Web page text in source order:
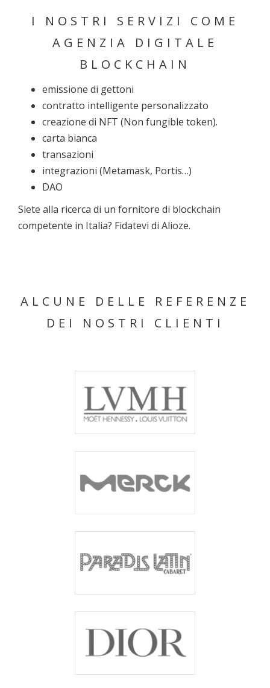
I NOSTRI SERVIZI COME
AGENZIA DIGITALE
BLOCKCHAIN
emissione di gettoni
contratto intelligente personalizzato
creazione di NFT (Non fungible token).
carta bianca
transazioni
integrazioni (Metamask, Portis…)
DAO
Siete alla ricerca di un fornitore di blockchain
competente in Italia? Fidatevi di Alioze.
ALCUNE DELLE REFERENZE
DEI NOSTRI CLIENTI